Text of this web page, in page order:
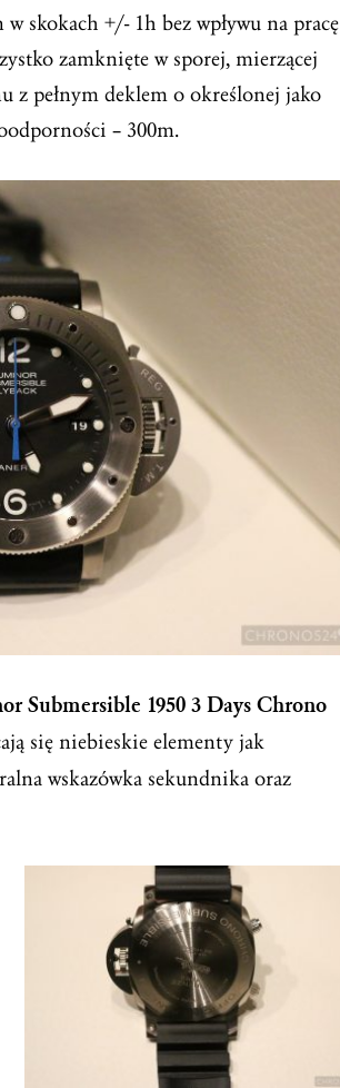
skokach +/- 1h bez wpływu na pracę
zamknięte w sporej, mierzącej
z pełnym deklem o określonej jako
– 300m.
Submersible 1950 3 Days Chrono
się niebieskie elementy jak
wskazówka sekundnika oraz